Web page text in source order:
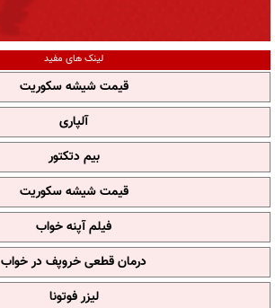
لینک های مفید
قیمت شیشه سکوریت
آلپاری
بیم دتکتور
قیمت شیشه سکوریت
فیلم آپنه خواب
درمان قطعی خروپف در خواب
لیزر فوتونا